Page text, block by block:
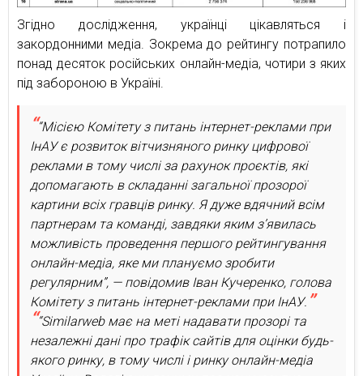
Згідно дослідження, українці цікавляться і
закордонними медіа. Зокрема до рейтингу потрапило
понад десяток російських онлайн-медіа, чотири з яких
під забороною в Україні.
“Місією Комітету з питань інтернет-реклами при
ІнАУ є розвиток вітчизняного ринку цифрової
реклами в тому числі за рахунок проєктів, які
допомагають в складанні загальної прозорої
картини всіх гравців ринку. Я дуже вдячний всім
партнерам та команді, завдяки яким з’явилась
можливість проведення першого рейтингування
онлайн-медіа, яке ми плануємо зробити
регулярним”, — повідомив Іван Кучеренко, голова
Комітету з питань інтернет-реклами при ІнАУ.
“Similarweb має на меті надавати прозорі та
незалежні дані про трафік сайтів для оцінки будь-
якого ринку, в тому числі і ринку онлайн-медіа